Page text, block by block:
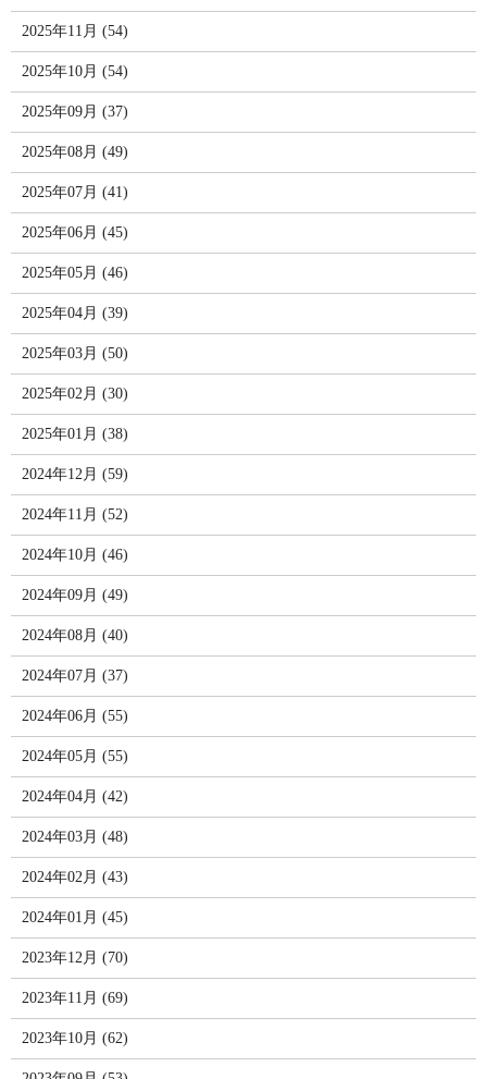
2025年11月 (54)
2025年10月 (54)
2025年09月 (37)
2025年08月 (49)
2025年07月 (41)
2025年06月 (45)
2025年05月 (46)
2025年04月 (39)
2025年03月 (50)
2025年02月 (30)
2025年01月 (38)
2024年12月 (59)
2024年11月 (52)
2024年10月 (46)
2024年09月 (49)
2024年08月 (40)
2024年07月 (37)
2024年06月 (55)
2024年05月 (55)
2024年04月 (42)
2024年03月 (48)
2024年02月 (43)
2024年01月 (45)
2023年12月 (70)
2023年11月 (69)
2023年10月 (62)